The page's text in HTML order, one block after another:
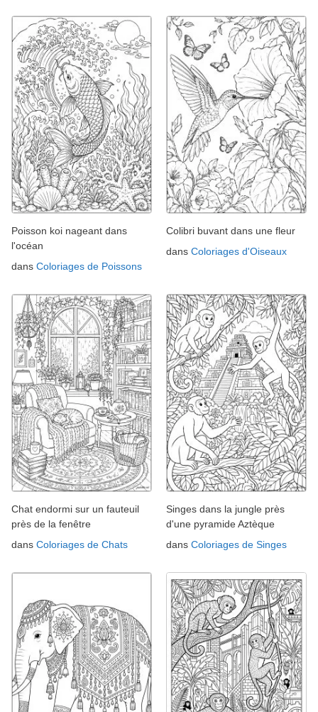
Poisson koi nageant dans
l'océan
dans Coloriages de Poissons
Colibri buvant dans une fleur
dans Coloriages d'Oiseaux
Chat endormi sur un fauteuil
près de la fenêtre
dans Coloriages de Chats
Singes dans la jungle près
d'une pyramide Aztèque
dans Coloriages de Singes